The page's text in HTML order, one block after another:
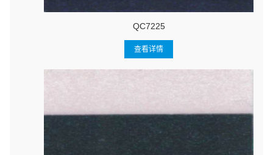
QC7225
查看详情